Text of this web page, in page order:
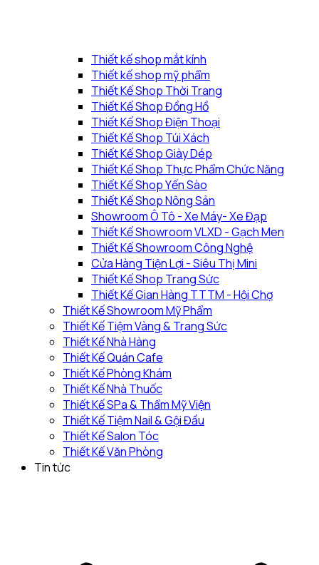
Thiết kế shop mắt kính
Thiết kế shop mỹ phẩm
Thiết Kế Shop Thời Trang
Thiết Kế Shop Đồng Hồ
Thiết Kế Shop Điện Thoại
Thiết Kế Shop Túi Xách
Thiết Kế Shop Giày Dép
Thiết Kế Shop Thực Phẩm Chức Năng
Thiết Kế Shop Yến Sào
Thiết Kế Shop Nông Sản
Showroom Ô Tô - Xe Máy- Xe Đạp
Thiết Kế Showroom VLXD - Gạch Men
Thiết Kế Showroom Công Nghệ
Cửa Hàng Tiện Lợi - Siêu Thị Mini
Thiết Kế Shop Trang Sức
Thiết Kế Gian Hàng TTTM - Hội Chợ
Thiết Kế Showroom Mỹ Phẩm
Thiết Kế Tiệm Vàng & Trang Sức
Thiết Kế Nhà Hàng
Thiết Kế Quán Cafe
Thiết Kế Phòng Khám
Thiết Kế Nhà Thuốc
Thiết Kế SPa & Thẩm Mỹ Viện
Thiết Kế Tiệm Nail & Gội Đầu
Thiết Kế Salon Tóc
Thiết Kế Văn Phòng
Tin tức